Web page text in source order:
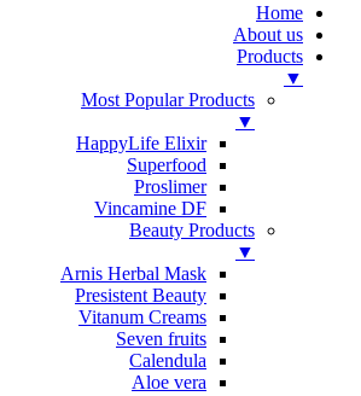
Home
About us
Products
▼
Most Popular Products
▼
HappyLife Elixir
Superfood
Proslimer
Vincamine DF
Beauty Products
▼
Arnis Herbal Mask
Presistent Beauty
Vitanum Creams
Seven fruits
Calendula
Aloe vera